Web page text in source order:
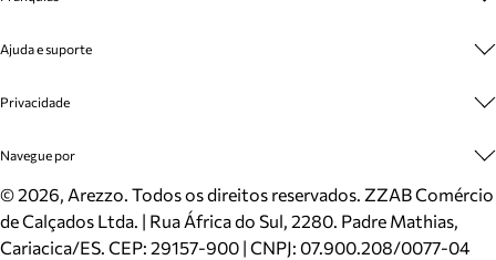
Cashback
Venda Corporativa
Mapa do Site
Inverno
Mundo Arezzo
Plano de Negócio
Ajuda e suporte
Cadastro
Meus Pedidos
Trocas e Devoluções
Cartão Presente
Localizador de lojas
Privacidade
Politica e Privacidade
Navegue por
Sapatos
Bolsas
Scarpins
©2026, Arezzo. Todos os direitos reservados. ZZAB Comércio
de Calçados Ltda. | Rua África do Sul, 2280. Padre Mathias,
Cariacica/ES. CEP: 29157-900 | CNPJ: 07.900.208/0077-04